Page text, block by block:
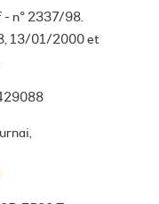
- n° 2337/98.
13/01/2000 et